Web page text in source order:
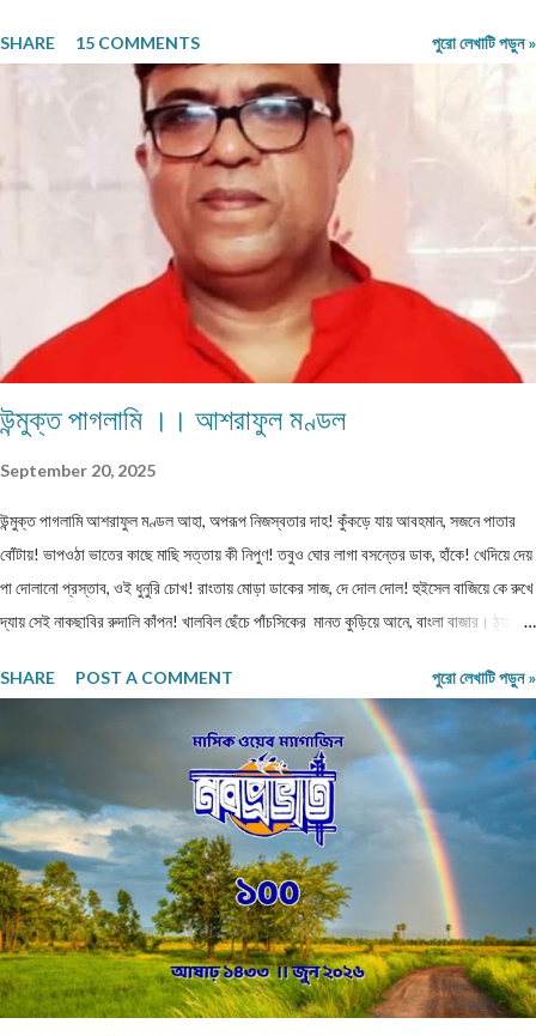
বাঁধন 'অবশ্যমান্য' নয়। সম্পূর্ণ অপ্রকাশিত লেখা পাঠাতে হবে। মনোনয়নের সুবিধার্থে একাধিক লেখা
পাঠানো ভালো। তবে একই মেলেই দেবেন। একজন ব্যক্তি একান্ত প্রয়োজন ছাড়া একাধিক মেল করবেন
না। লেখা মেলবডিতে টাইপ বা পেস্ট করে পাঠাবেন। word ফাইলে পাঠানো যেতে পারে। লেখার সঙ্গে
দেবেন নিজের নাম, ঠিকানা এবং ফোন ও whatsapp নম্বর। (ছবি দেওয়ার দরকার নেই।) ১) মেলের
সাবজেক্ট লাইনে লিখবেন 'মুদ্রিত নবপ্রভাত বইমেলা সংখ্যা ২০২৬-এর জন্য'। ২) বানানের দিকে বিশেষ
SHARE 15 COMMENTS পুরো লেখাটি পড়ুন »
উন্মুক্ত পাগলামি ।। আশরাফুল মণ্ডল
September 20, 2025
উন্মুক্ত পাগলামি আশরাফুল মণ্ডল আহা, অপরূপ নিজস্বতার দাহ! কুঁকড়ে যায় আবহমান, সজনে পাতার
বোঁটায়! ভাপওঠা ভাতের কাছে মাছি সত্তায় কী নিপুণ! তবুও ঘোর লাগা বসন্তের ডাক, হাঁকে! খেদিয়ে দেয়
পা দোলানো প্রস্তাব, ওই ধুনুরি চোখ! রাংতায় মোড়া ডাকের সাজ, দে দোল দোল! হুইসেল বাজিয়ে কে রুখে
দ্যায় সেই নাকছাবির রুদালি কাঁপন! খালবিল ছেঁচে পাঁচসিকের মানত কুড়িয়ে আনে, বাংলা বাজার। ঠ্যাং
টালমাটাল! ঢিল মারা প্রশ্নের রোয়াকে বক্রচোখে যেন মেধাবী কবিতা! মুছে দিও তবে লাজুক গুপ্ত রোগ,
দিনরাত্রি! ভালো থেকো তোমরা বাছাধন, রং মাস সে আর কতদিন... ================
ASRAFUL MANDAL Chandidas Avenue, B-zone, Durgapur, Paschim
Bardhaman, Pin - 713205,
SHARE POST A COMMENT পুরো লেখাটি পড়ুন »